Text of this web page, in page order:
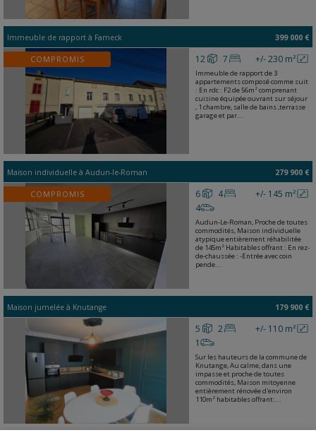
Immeuble de rapport à Fameck 399 000 €
COMPROMIS +/- 230 m²
12 7
Immeuble de rapport de 3
appartements composé comme suit
: En rdc : F2 de 56m² comprenant
cuisine équipée ouvrant sur séjour
, 1 chambre, salle de bains ,terrasse
garage et par...
Maison individuelle à Audun-le-Roman 279 900 €
COMPROMIS +/- 145 m²
6
4
4
Audun-Le-Roman, Proche de toutes
commodités, Maison individuelle
atypique entièrement réhabilitée
de 145m² Habitables offrant : En rez-
de-chaussée : -Entrée avec coin
pende...
Maison jumelée à Knutange 179 900 €
+/- 110 m²
5
2
1
Sur les hauteurs de la commune de
Knutange, Au calme, dans une
impasse et proche de toutes
commodités, Maison mitoyenne
entièrement rénovée d'environ
110m² habitables offrant:...